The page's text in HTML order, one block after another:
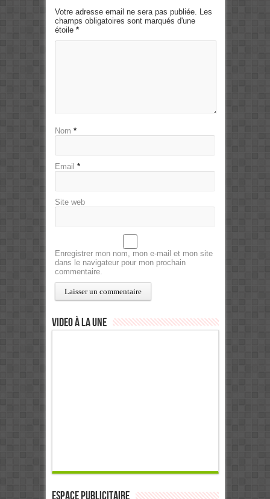
Votre adresse email ne sera pas publiée. Les
champs obligatoires sont marqués d'une
étoile *
Nom *
Email *
Site web
Enregistrer mon nom, mon e-mail et mon site
dans le navigateur pour mon prochain
commentaire.
Video à la Une